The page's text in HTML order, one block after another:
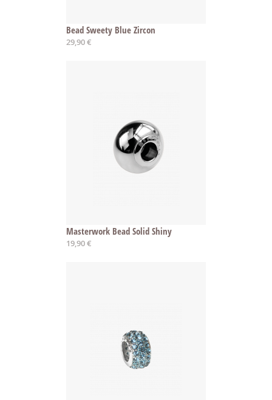
Bead Sweety Blue Zircon
29,90 €
Masterwork Bead Solid Shiny
19,90 €